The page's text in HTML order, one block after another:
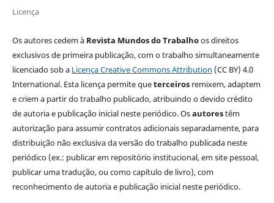
Licença
Os autores cedem à Revista Mundos do Trabalhoos direitos
exclusivos de primeira publicação, com o trabalho simultaneamente
licenciado sob a Licença Creative Commons Attribution (CC BY) 4.0
International. Esta licença permite queterceirosremixem, adaptem
e criem a partir do trabalho publicado, atribuindo o devido crédito
de autoria e publicação inicial neste periódico. Osautorestêm
autorização para assumir contratos adicionais separadamente, para
distribuição não exclusiva da versão do trabalho publicada neste
periódico (ex.: publicar em repositório institucional, em site pessoal,
publicar uma tradução, ou como capítulo de livro), com
reconhecimento de autoria e publicação inicial neste periódico.